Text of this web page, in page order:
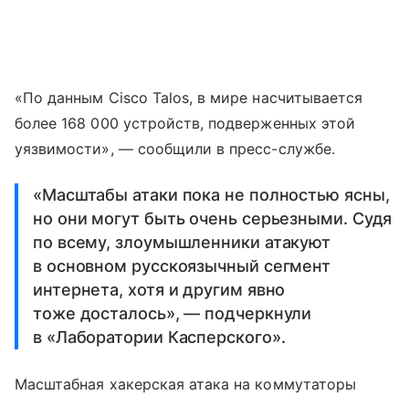
«По данным Cisco Talos, в мире насчитывается
более 168 000 устройств, подверженных этой
уязвимости», — сообщили в пресс-службе.
«Масштабы атаки пока не полностью ясны,
но они могут быть очень серьезными. Судя
по всему, злоумышленники атакуют
в основном русскоязычный сегмент
интернета, хотя и другим явно
тоже досталось», — подчеркнули
в «Лаборатории Касперского».
Масштабная хакерская атака на коммутаторы